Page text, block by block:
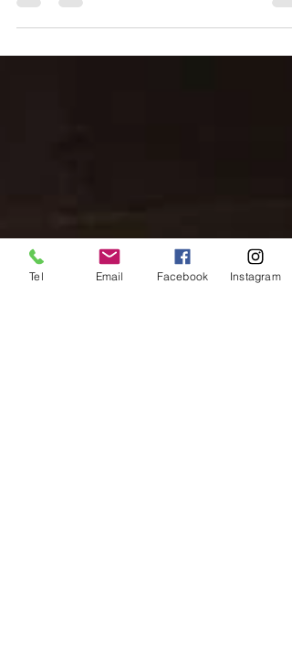
Eh oui, on ne résiste pas à l'appel des
réseaux sociaux ! Quelques petites vidéos
notre quotidien au refuge, la neige de
Tel Email Facebook Instagram